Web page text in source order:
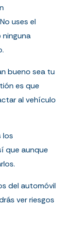
uses el
ninguna
bueno sea tu
es que
al vehículo
los
que aunque
del automóvil
ver riesgos